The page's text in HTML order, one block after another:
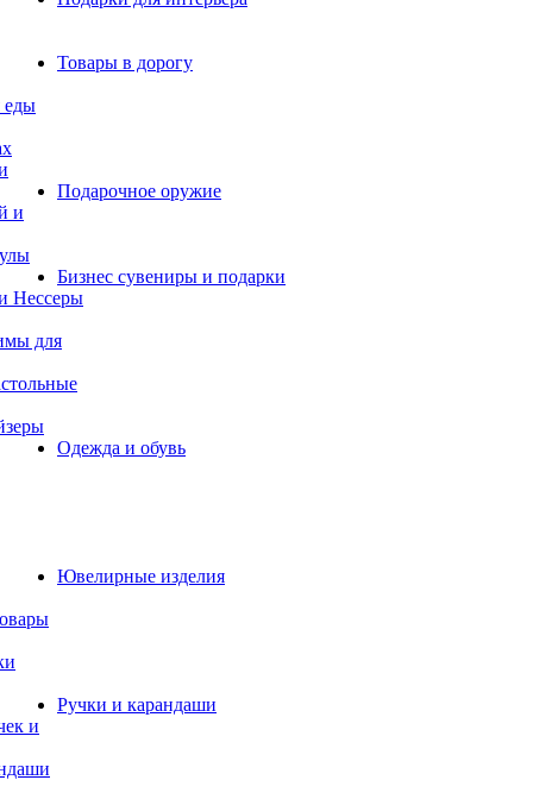
Товары в дорогу
еды
Подарочное оружие
и
Бизнес сувениры и подарки
Нессеры
для
Одежда и обувь
Ювелирные изделия
Ручки и карандаши
и